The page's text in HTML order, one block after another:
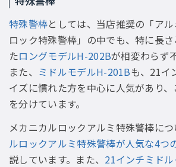
特殊警棒としては、当店推奨の「ア
ロック特殊警棒」の中でも、特に長
たロングモデルH-202Bが相変わらず
また、 ミドルモデルH-201Bも、21イ
イズに慣れた方を中心に人気があり
を分けています。
メカニカルロックアルミ特殊警棒につ
ルロックアルミ特殊警棒が人気な4つ
説しています。また、 21インチミド